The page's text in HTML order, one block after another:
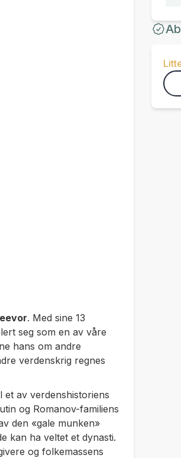
. Med sine 13
seg som en av våre
hans om andre
verdenskrig regnes
et av verdenshistoriens
og Romanov-familiens
den «gale munken»
kan ha veltet et dynasti.
og folkemassens